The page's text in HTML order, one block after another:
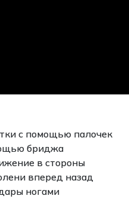
с помощью палочек
бриджа
в стороны
вперед назад
ногами